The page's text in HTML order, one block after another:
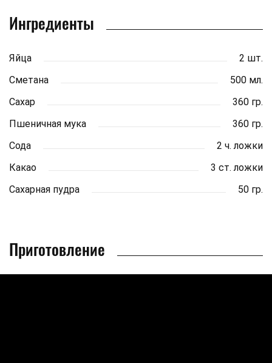
Ингредиенты
Яйца
2 шт.
Сметана
500 мл.
Сахар
360 гр.
Пшеничная мука
360 гр.
Сода
2 ч. ложки
Какао
3 ст. ложки
Сахарная пудра
50 гр.
Приготовление